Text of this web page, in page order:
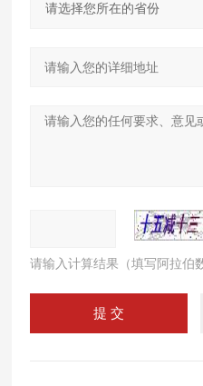
请输入计算结果（填写阿拉伯